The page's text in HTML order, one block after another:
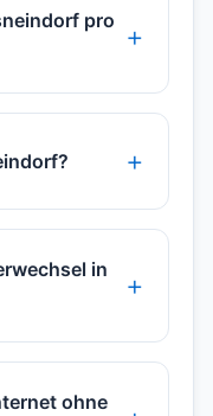
pro
in
ohne